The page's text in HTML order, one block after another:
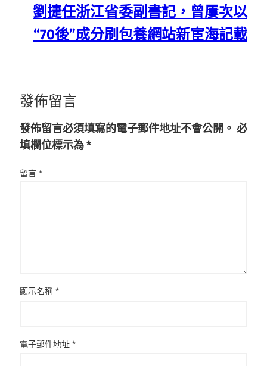
劉捷任浙江省委副書記，曾屢次以
“70後”成分刷包養網站新宦海記載
發佈留言
發佈留言必須填寫的電子郵件地址不會公開。 必
填欄位標示為*
留言 *
顯示名稱 *
電子郵件地址 *